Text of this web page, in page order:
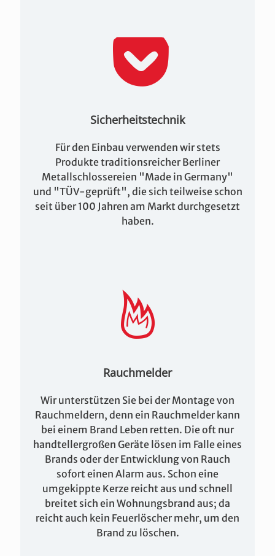
Sicherheitstechnik
Für den Einbau verwenden wir stets
Produkte traditionsreicher Berliner
Metallschlossereien "Made in Germany"
und "TÜV-geprüft", die sich teilweise schon
seit über 100 Jahren am Markt durchgesetzt
haben.
Rauchmelder
Wir unterstützen Sie bei der Montage von
Rauchmeldern, denn ein Rauchmelder kann
bei einem Brand Leben retten. Die oft nur
handtellergroßen Geräte lösen im Falle eines
Brands oder der Entwicklung von Rauch
sofort einen Alarm aus. Schon eine
umgekippte Kerze reicht aus und schnell
breitet sich ein Wohnungsbrand aus; da
reicht auch kein Feuerlöscher mehr, um den
Brand zu löschen.